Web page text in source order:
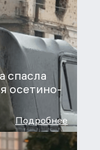
спасла
осетино-
Подробнее